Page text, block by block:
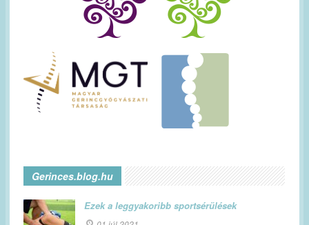
Gerinces.blog.hu
Ezek a leggyakoribb sportsérülések